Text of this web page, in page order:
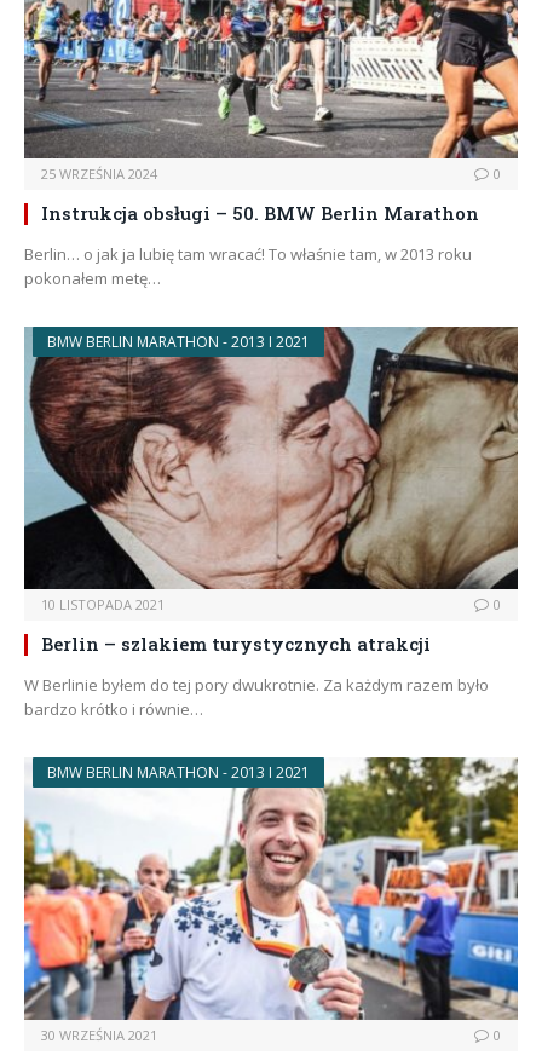
25 WRZEŚNIA 2024 0
Instrukcja obsługi – 50. BMW Berlin Marathon
Berlin… o jak ja lubię tam wracać! To właśnie tam, w 2013 roku
pokonałem metę…
BMW BERLIN MARATHON - 2013 I 2021
10 LISTOPADA 2021 0
Berlin – szlakiem turystycznych atrakcji
W Berlinie byłem do tej pory dwukrotnie. Za każdym razem było
bardzo krótko i równie…
BMW BERLIN MARATHON - 2013 I 2021
30 WRZEŚNIA 2021 0